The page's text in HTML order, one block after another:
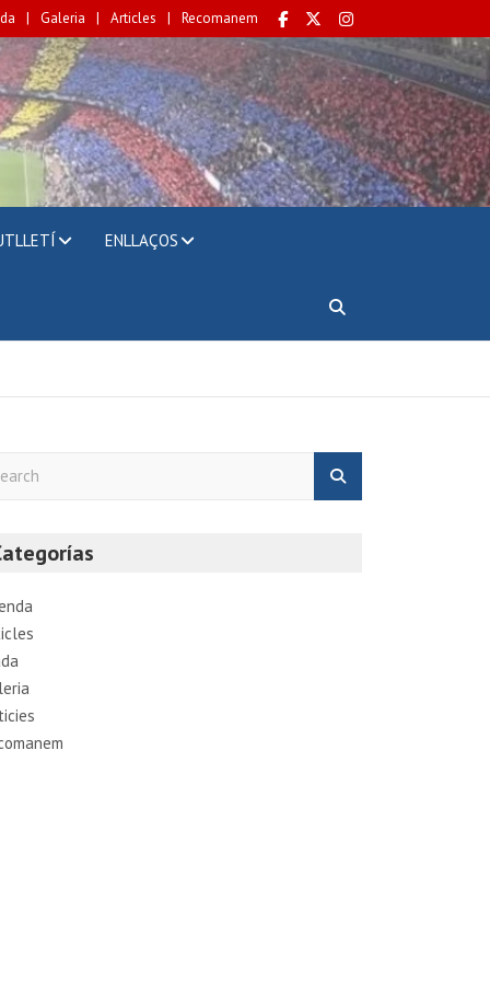
Galeria Articles Recomanem
ENLLAÇOS